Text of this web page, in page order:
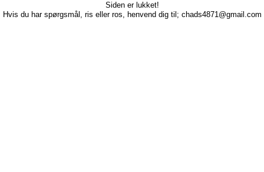
Siden er lukket!
Hvis du har spørgsmål, ris eller ros, henvend dig til; chads4871@gmail.com